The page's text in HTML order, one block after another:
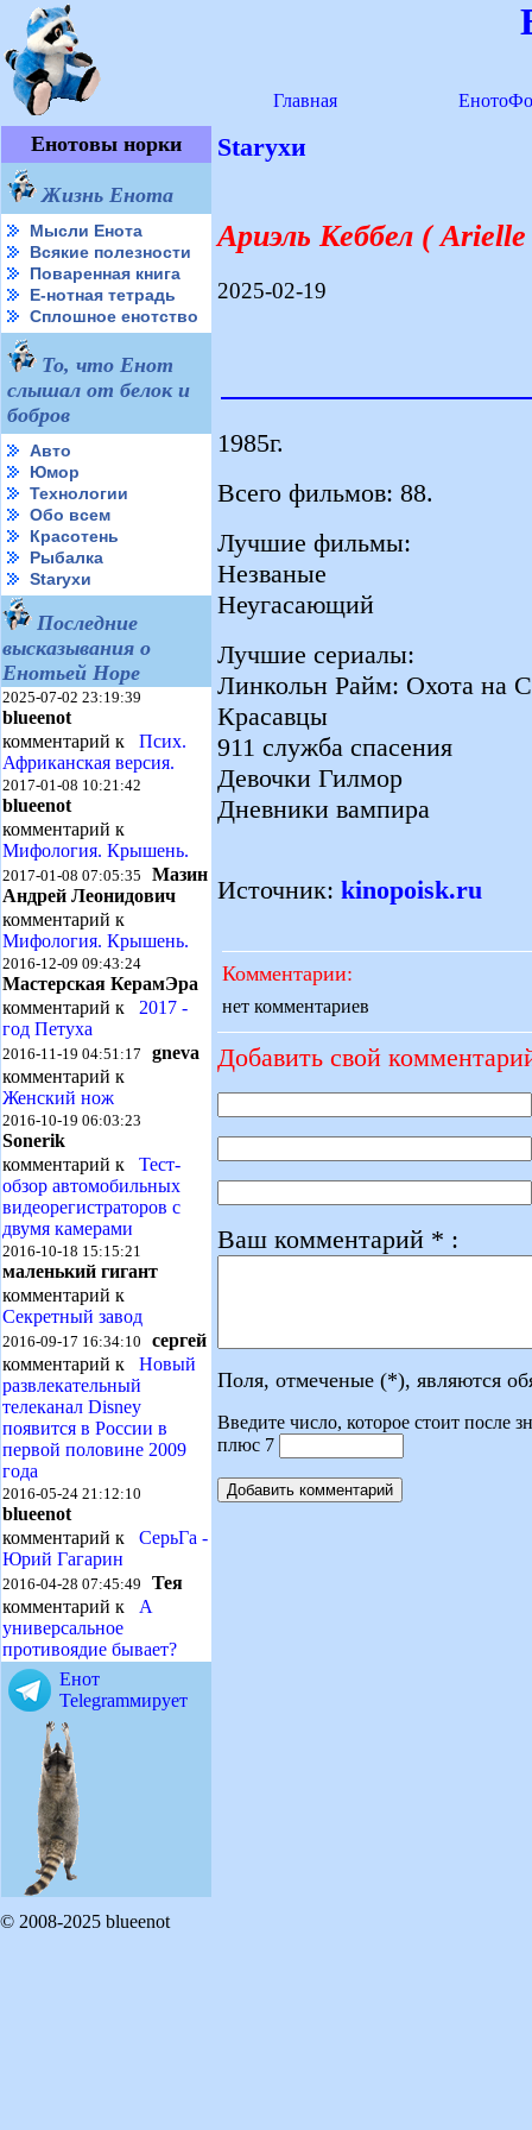
Главная
Енотовы норки
Жизнь Енота
Мысли Енота
Всякие полезности
Поваренная книга
Е-нотная тетрадь
Сплошное енотство
То, что Енот
слышал от белок и
бобров
Авто
Юмор
Технологии
Обо всем
Красотень
Рыбалка
Starухи
Последние
высказывания о
Енотьей Норе
2025-07-02 23:19:39
blueenot
комментарий к Псих.
Африканская версия.
2017-01-08 10:21:42
blueenot
комментарий к
Мифология. Крышень.
2017-01-08 07:05:35 Мазин
Андрей Леонидович
комментарий к
Мифология. Крышень.
2016-12-09 09:43:24
Мастерская КерамЭра
комментарий к 2017 -
год Петуха
2016-11-19 04:51:17 gneva
комментарий к
Женский нож
2016-10-19 06:03:23
Sonerik
комментарий к Тест-
обзор автомобильных
видеорегистраторов с
двумя камерами
2016-10-18 15:15:21
маленький гигант
комментарий к
Секретный завод
2016-09-17 16:34:10 сергей
комментарий к Новый
развлекательный
телеканал Disney
появится в России в
первой половине 2009
года
2016-05-24 21:12:10
blueenot
комментарий к СерьГа -
Юрий Гагарин
2016-04-28 07:45:49 Тея
комментарий к А
универсальное
противоядие бывает?
Енот
Telegramмирует
Starухи
Ариэль Кеббел (
2025-02-19
1985г.
Всего фильмов: 88.
Лучшие фильмы:
Незваные
Неугасающий
Лучшие сериалы:
Линкольн Райм: Охота на
Красавцы
911 служба спасения
Девочки Гилмор
Дневники вампира
Источник: kinopoisk.ru
Комментарии:
нет комментариев
Добавить свой
Ваш комментарий * :
Поля, отмеченые (*), являются
Введите число, которое стоит после
плюс 7
© 2008-2025 blueenot